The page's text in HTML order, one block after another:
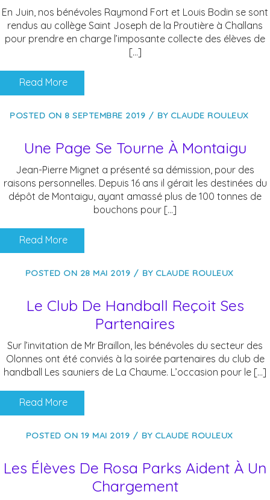
En Juin, nos bénévoles Raymond Fort et Louis Bodin se sont
rendus au collège Saint Joseph de la Proutière à Challans
pour prendre en charge l’imposante collecte des élèves de
[…]
Read More
POSTED ON 8 SEPTEMBRE 2019 BY CLAUDE ROULEUX
Une Page Se Tourne À Montaigu
Jean-Pierre Mignet a présenté sa démission, pour des
raisons personnelles. Depuis 16 ans il gérait les destinées du
dépôt de Montaigu, ayant amassé plus de 100 tonnes de
bouchons pour […]
Read More
POSTED ON 28 MAI 2019 BY CLAUDE ROULEUX
Le Club De Handball Reçoit Ses
Partenaires
Sur l’invitation de Mr Braillon, les bénévoles du secteur des
Olonnes ont été conviés à la soirée partenaires du club de
handball Les sauniers de La Chaume. L’occasion pour le […]
Read More
POSTED ON 19 MAI 2019 BY CLAUDE ROULEUX
Les Élèves De Rosa Parks Aident À Un
Chargement